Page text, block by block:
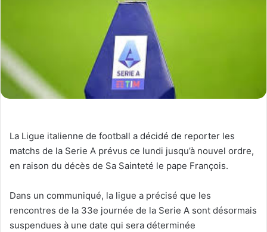
La Ligue italienne de football a décidé de reporter les
matchs de la Serie A prévus ce lundi jusqu’à nouvel ordre,
en raison du décès de Sa Sainteté le pape François.
Dans un communiqué, la ligue a précisé que les
rencontres de la 33e journée de la Serie A sont désormais
suspendues à une date qui sera déterminée